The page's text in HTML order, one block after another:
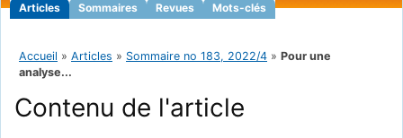
Articles Sommaires Revues Mots-clés
Accueil » Articles » Sommaire no 183, 2022/4 » Pour une
analyse...
Contenu de l'article